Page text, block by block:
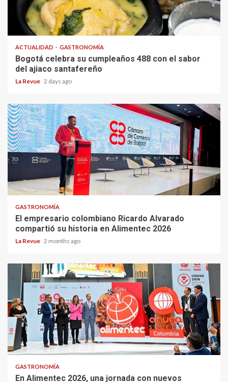
ACTUALIDAD GASTRONOMÍA
Bogotá celebra su cumpleaños 488 con el sabor
del ajiaco santafereño
La Revue 2 days ago
GASTRONOMÍA
El empresario colombiano Ricardo Alvarado
compartió su historia en Alimentec 2026
La Revue 2 months ago
GASTRONOMÍA
En Alimentec 2026, una jornada con nuevos